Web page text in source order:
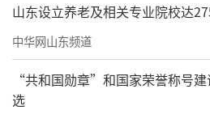
山东设立养老及相关专业院校达
中华网山东频道
“共和国勋章”和国家荣誉称号
选